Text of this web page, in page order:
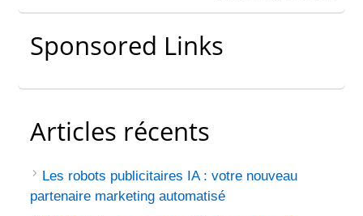
Sponsored Links
Articles récents
Les robots publicitaires IA : votre nouveau
partenaire marketing automatisé